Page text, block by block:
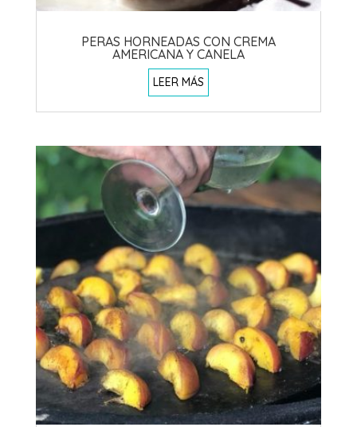
PERAS HORNEADAS CON CREMA
AMERICANA Y CANELA
LEER MÁS